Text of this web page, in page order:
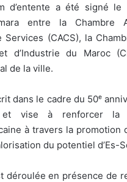
d’entente a été signé le
entre la Chambre
Services (CACS), la
d’Industrie du Maroc
de la ville.
dans le cadre du 50ᵉ
et vise à renforcer la
à travers la promotion
du potentiel d’Es-
déroulée en présence de